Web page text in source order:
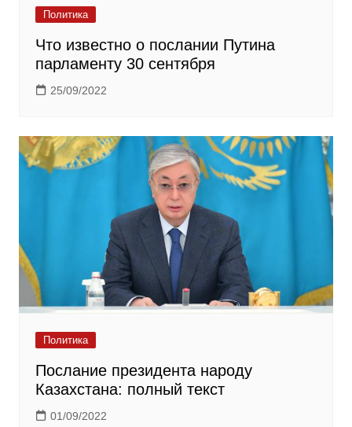
Политика
Что известно о послании Путина
парламенту 30 сентября
25/09/2022
Политика
Послание президента народу
Казахстана: полный текст
01/09/2022